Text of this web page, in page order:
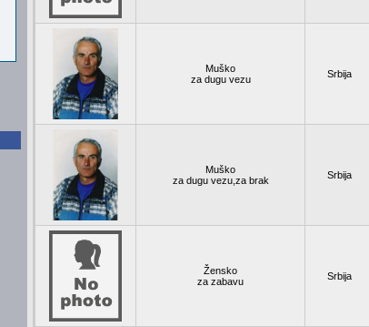
Muško
za dugu vezu
Srbija
Muško
za dugu vezu,za brak
Srbija
Žensko
za zabavu
Srbija